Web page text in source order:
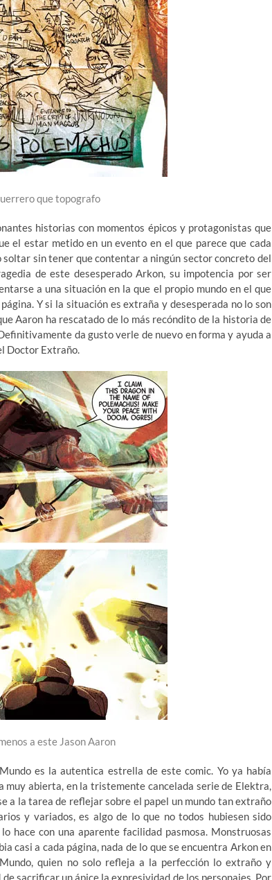
que topografo
historias con momentos épicos y protagonistas que
el estar metido en un evento en el que parece que cada
soltar sin tener que contentar a ningún sector concreto del
de este desesperado Arkon, su impotencia por ser
a una situación en la que el propio mundo en el que
Y si la situación es extraña y desesperada no lo son
Aaron ha rescatado de lo más recóndito de la historia de
da gusto verle de nuevo en forma y ayuda a
Doctor Extraño.
a este Jason Aaron
es la autentica estrella de este comic. Yo ya había
muy abierta, en la tristemente cancelada serie de Elektra,
a la tarea de reflejar sobre el papel un mundo tan extraño
y variados, es algo de lo que no todos hubiesen sido
hace con una aparente facilidad pasmosa. Monstruosas
casi a cada página, nada de lo que se encuentra Arkon en
quien no solo refleja a la perfección lo extraño y